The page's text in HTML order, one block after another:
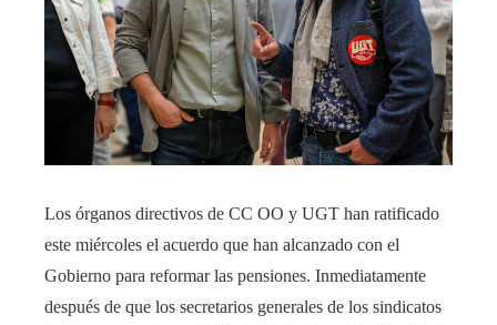
Los órganos directivos de CC OO y UGT han ratificado
este miércoles el acuerdo que han alcanzado con el
Gobierno para reformar las pensiones. Inmediatamente
después de que los secretarios generales de los sindicatos